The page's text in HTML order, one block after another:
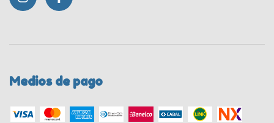
Medios de pago